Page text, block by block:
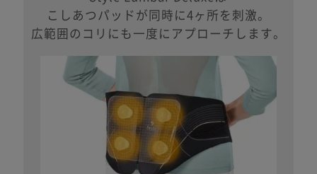
こしあつパッドが同時に4ヶ所を刺激。
広範囲のコリにも一度にアプローチします。